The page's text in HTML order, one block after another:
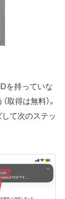
を持っていな
取得は無料）。
て次のステッ